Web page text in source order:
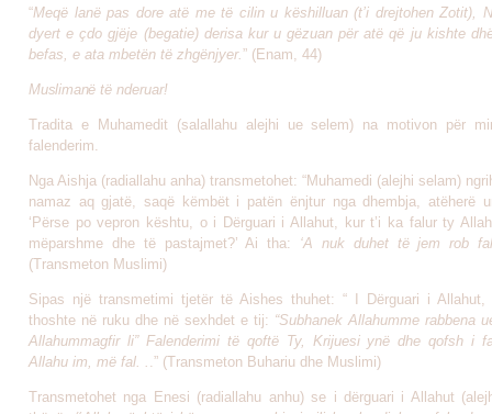
“Meqë lanë pas dore atë me të cilin u këshilluan (t’i drejtohen Zotit),
dyert e çdo gjëje (begatie) derisa kur u gëzuan për atë që ju kishte
befas, e ata mbetën të zhgënjyer.” (Enam, 44)
Muslimanë tënderuar!
Tradita e Muhamedit (salallahu alejhi ue selem) na motivon për
falenderim.
Nga Aishja (radiallahu anha) transmetohet: “Muhamedi (alejhi selam)
namaz aq gjatë, saqë këmbët i patën ënjtur nga dhembja, atëherë
‘Përse po vepron kështu, o i Dërguari i Allahut, kur t’i ka falur ty
mëparshme dhe të pastajmet?’ Ai tha: ‘A nuk duhet të jem rob
(Transmeton Muslimi)
Sipas një transmetimi tjetër të Aishes thuhet: “ I Dërguari i Allahut,
thoshte në ruku dhe në sexhdet e tij: “Subhanek Allahumme rabbena
Allahummagfir li” Falenderimi të qoftë Ty, Krijuesi ynë dhe qofsh i
Allahu im, më fal. . .” (Transmeton Buhariu dhe Muslimi)
Transmetohet nga Enesi (radiallahu anhu) se i dërguari i Allahut